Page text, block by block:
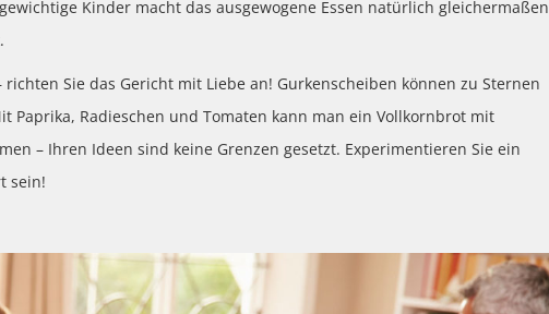
Kinder macht das ausgewogene Essen natürlich gleichermaßen
richten Sie das Gericht mit Liebe an! Gurkenscheiben können zu Sternen
Paprika, Radieschen und Tomaten kann man ein Vollkornbrot mit
– Ihren Ideen sind keine Grenzen gesetzt. Experimentieren Sie ein
sein!